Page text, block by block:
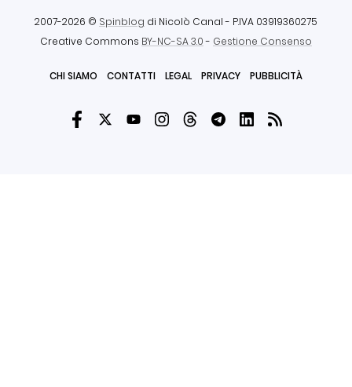
2007-2026 © Spinblog di Nicolò Canal - P.IVA 03919360275
Creative Commons BY-NC-SA 3.0- Gestione Consenso
CHI SIAMO CONTATTI LEGAL PRIVACY PUBBLICITÀ